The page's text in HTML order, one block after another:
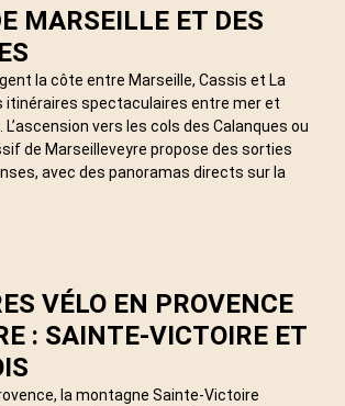
MARSEILLE ET DES
la côte entre Marseille, Cassis et La
spectaculaires entre mer et
vers les cols des Calanques ou
de Marseilleveyre propose des sorties
avec des panoramas directs sur la
VÉLO EN PROVENCE
: SAINTE-VICTOIRE ET
la montagne Sainte-Victoire